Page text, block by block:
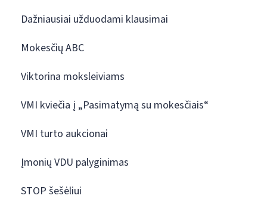
Dažniausiai užduodami klausimai
Mokesčių ABC
Viktorina moksleiviams
VMI kviečia į „Pasimatymą su mokesčiais“
VMI turto aukcionai
Įmonių VDU palyginimas
STOP šešėliui